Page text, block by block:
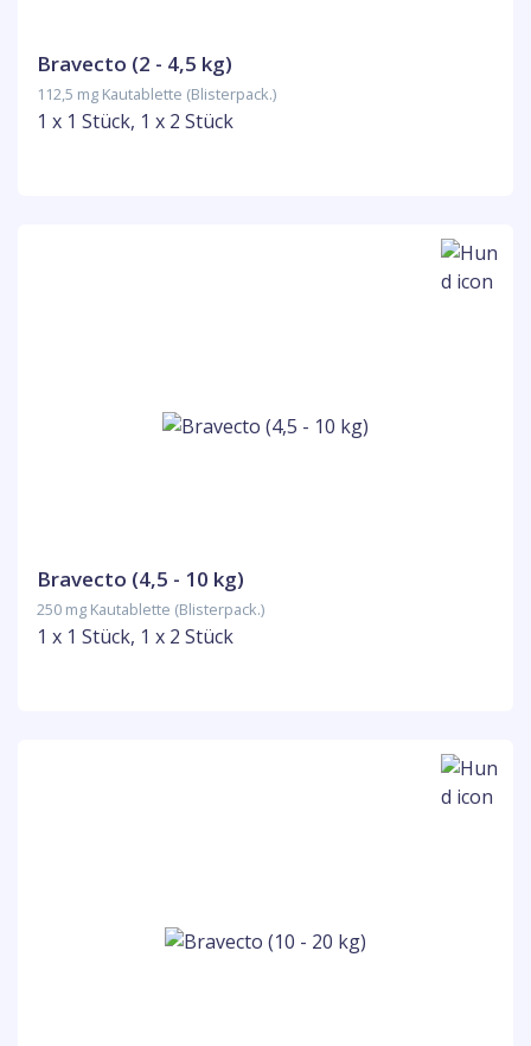
Bravecto (2 - 4,5 kg)
112,5 mg Kautablette (Blisterpack.)
1 x 1 Stück, 1 x 2 Stück
Bravecto (4,5 - 10 kg)
250 mg Kautablette (Blisterpack.)
1 x 1 Stück, 1 x 2 Stück